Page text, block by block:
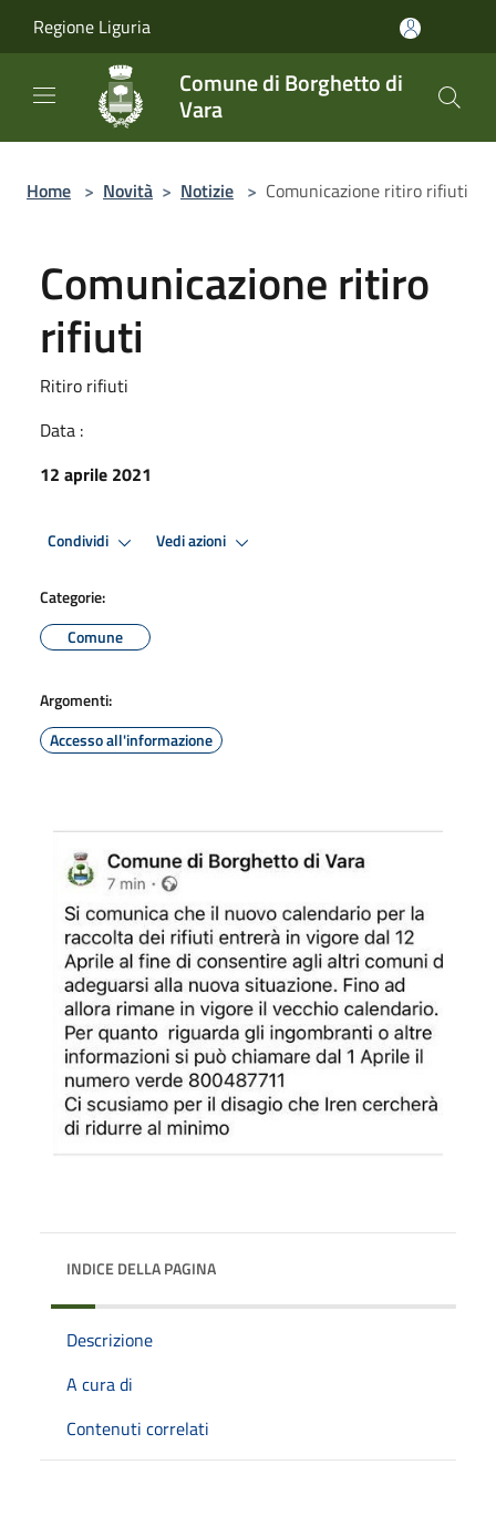
Regione Liguria
Comune di Borghetto di
Vara
Home > Novità > Notizie > Comunicazione ritiro rifiuti
Comunicazione ritiro
rifiuti
Ritiro rifiuti
Data :
12 aprile 2021
Condividi Vedi azioni
Categorie:
Comune
Argomenti:
Accesso all'informazione
INDICE DELLA PAGINA
Descrizione
A cura di
Contenuti correlati